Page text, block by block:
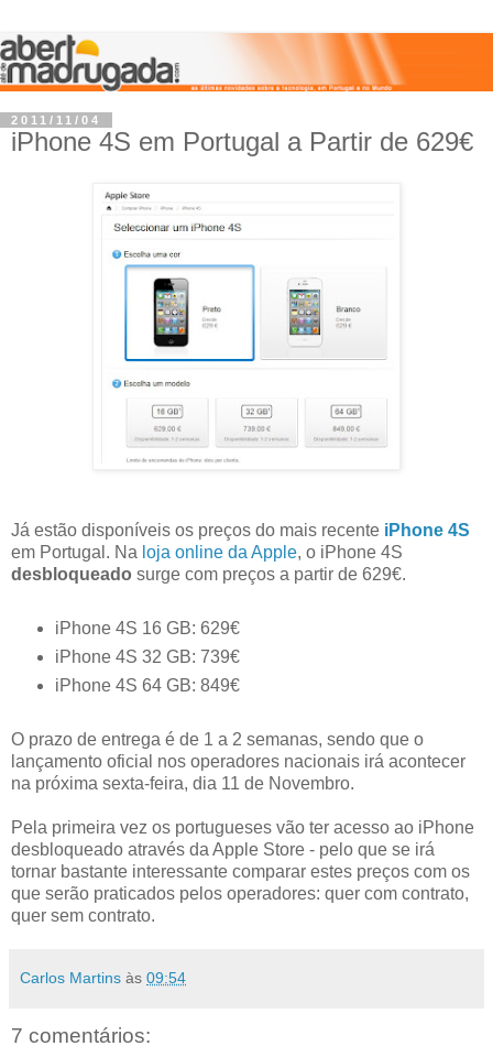
2011/11/04
iPhone 4S em Portugal a Partir de 629€
Já estão disponíveis os preços do mais recente iPhone 4S
em Portugal. Na loja online da Apple, o iPhone 4S
desbloqueado surge com preços a partir de 629€.
iPhone 4S 16 GB: 629€
iPhone 4S 32 GB: 739€
iPhone 4S 64 GB: 849€
O prazo de entrega é de 1 a 2 semanas, sendo que o
lançamento oficial nos operadores nacionais irá acontecer
na próxima sexta-feira, dia 11 de Novembro.
Pela primeira vez os portugueses vão ter acesso ao iPhone
desbloqueado através da Apple Store - pelo que se irá
tornar bastante interessante comparar estes preços com os
que serão praticados pelos operadores: quer com contrato,
quer sem contrato.
Carlos Martins às 09:54
7 comentários: